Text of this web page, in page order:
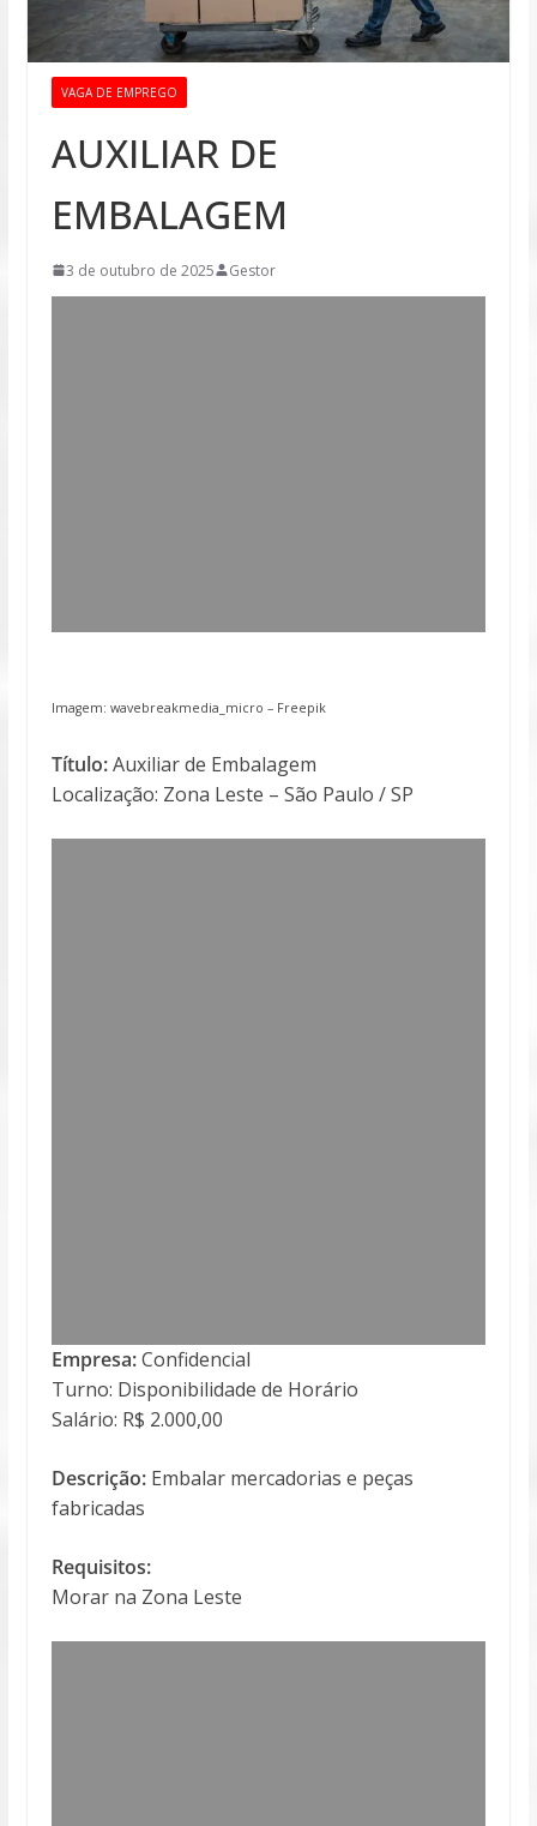
VAGA DE EMPREGO
AUXILIAR DE
EMBALAGEM
3 de outubro de 2025 Gestor
Imagem: wavebreakmedia_micro – Freepik
Título:Auxiliar de Embalagem
Localização: Zona Leste – São Paulo / SP
Empresa:Confidencial
Turno: Disponibilidade de Horário
Salário: R$ 2.000,00
Descrição:Embalar mercadorias e peças
fabricadas
Requisitos:
Morar na Zona Leste